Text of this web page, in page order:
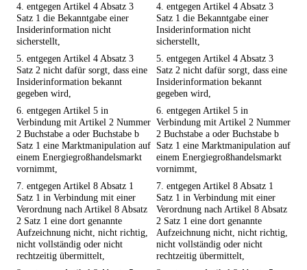
4. entgegen Artikel 4 Absatz 3
Satz 1 die Bekanntgabe einer
Insiderinformation nicht
sicherstellt,
4. entgegen Artikel 4 Absatz 3
Satz 1 die Bekanntgabe einer
Insiderinformation nicht
sicherstellt,
5. entgegen Artikel 4 Absatz 3
Satz 2 nicht dafür sorgt, dass eine
Insiderinformation bekannt
gegeben wird,
5. entgegen Artikel 4 Absatz 3
Satz 2 nicht dafür sorgt, dass eine
Insiderinformation bekannt
gegeben wird,
6. entgegen Artikel 5 in
Verbindung mit Artikel 2 Nummer
2 Buchstabe a oder Buchstabe b
Satz 1 eine Marktmanipulation auf
einem Energiegroßhandelsmarkt
vornimmt,
6. entgegen Artikel 5 in
Verbindung mit Artikel 2 Nummer
2 Buchstabe a oder Buchstabe b
Satz 1 eine Marktmanipulation auf
einem Energiegroßhandelsmarkt
vornimmt,
7. entgegen Artikel 8 Absatz 1
Satz 1 in Verbindung mit einer
Verordnung nach Artikel 8 Absatz
2 Satz 1 eine dort genannte
Aufzeichnung nicht, nicht richtig,
nicht vollständig oder nicht
rechtzeitig übermittelt,
7. entgegen Artikel 8 Absatz 1
Satz 1 in Verbindung mit einer
Verordnung nach Artikel 8 Absatz
2 Satz 1 eine dort genannte
Aufzeichnung nicht, nicht richtig,
nicht vollständig oder nicht
rechtzeitig übermittelt,